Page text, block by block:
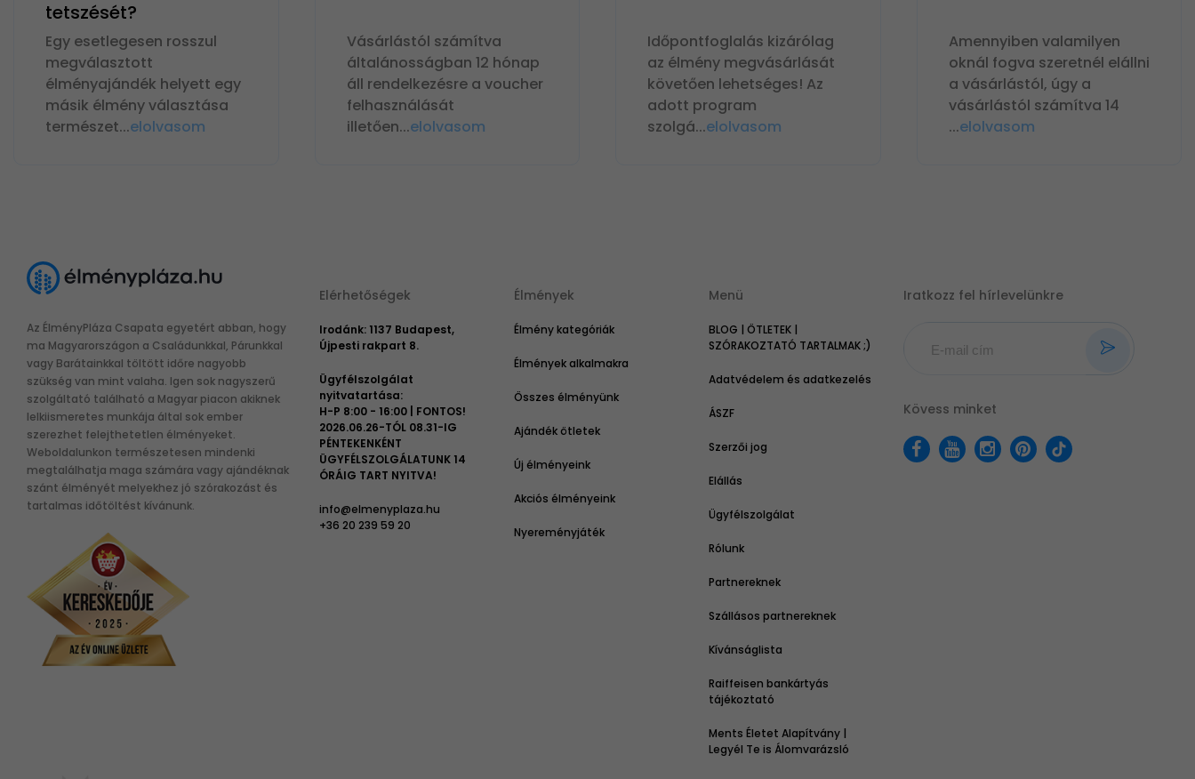
tetszését?
Egy esetlegesen rosszul
megválasztott
élményajándék helyett egy
másik élmény választása
természet...elolvasom
Vásárlástól számítva
általánosságban 12 hónap
áll rendelkezésre a voucher
felhasználását
illetően...elolvasom
Időpontfoglalás kizárólag
az élmény megvásárlását
követően lehetséges! Az
adott program
szolgá...elolvasom
Amennyiben valamilyen
oknál fogva szeretnél elállni
a vásárlástól, úgy a
vásárlástól számítva 14
...elolvasom
Az ÉlményPláza Csapata egyetért abban, hogy
ma Magyarországon a Családunkkal, Párunkkal
vagy Barátainkkal töltött időre nagyobb
szükség van mint valaha. Igen sok nagyszerű
szolgáltató található a Magyar piacon akiknek
lelkiismeretes munkája által sok ember
szerezhet felejthetetlen élményeket.
Weboldalunkon természetesen mindenki
megtalálhatja maga számára vagy ajándéknak
szánt élményét melyekhez jó szórakozást és
tartalmas időtöltést kívánunk.
Elérhetőségek
Irodánk: 1137 Budapest,
Újpesti rakpart 8.
Ügyfélszolgálat
nyitvatartása:
H-P 8:00 - 16:00 | FONTOS!
2026.06.26-TÓL 08.31-IG
PÉNTEKENKÉNT
ÜGYFÉLSZOLGÁLATUNK 14
ÓRÁIG TART NYITVA!
info@elmenyplaza.hu
+36 20 239 59 20
Élmények
Élmény kategóriák
Élmények alkalmakra
Összes élményünk
Ajándék ötletek
Új élményeink
Akciós élményeink
Nyereményjáték
Menü
BLOG | ÖTLETEK |
SZÓRAKOZTATÓ TARTALMAK ;)
Adatvédelem és adatkezelés
ÁSZF
Szerzői jog
Elállás
Ügyfélszolgálat
Rólunk
Partnereknek
Szállásos partnereknek
Kívánságlista
Raiffeisen bankártyás
tájékoztató
Ments Életet Alapítvány |
Legyél Te is Álomvarázsló
Iratkozz fel hírlevelünkre
Kövess minket